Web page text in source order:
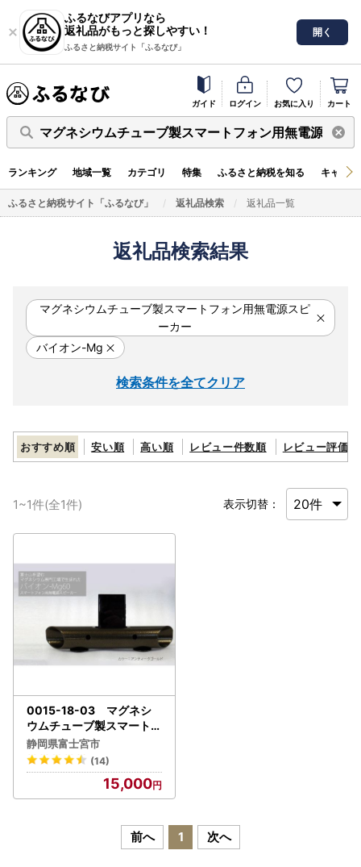
ふるなびアプリなら
返礼品がもっと探しやすい！
ふるさと納税サイト「ふるなび」
開く
ガイド ログイン お気に入り カート
マグネシウムチューブ製スマートフォン用無電源スピ
ランキング 地域一覧 カテゴリ 特集 ふるさと納税を知る キャン
ふるさと納税サイト「ふるなび」 返礼品検索 返礼品一覧
返礼品検索結果
マグネシウムチューブ製スマートフォン用無電源スピ
ーカー
バイオン-Mg
検索条件を全てクリア
おすすめ順 安い順 高い順 レビュー件数順 レビュー評価順
1~1件(全1件) 表示切替：
0015-18-03 マグネシ
ウムチューブ製スマートフ
ォン用無電源スピーカー
バイオン-Mg60
静岡県富士宮市
(14)
15,000
前へ 1 次へ